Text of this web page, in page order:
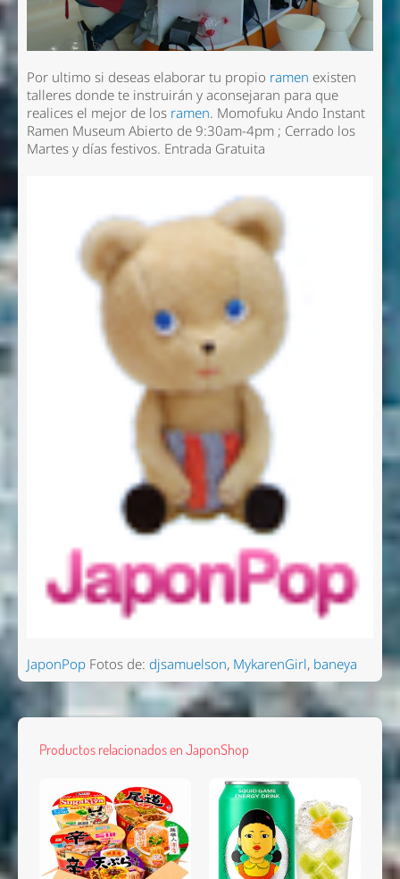
Por ultimo si deseas elaborar tu propio ramen existen
talleres donde te instruirán y aconsejaran para que
realices el mejor de losramen. Momofuku Ando Instant
Ramen MuseumAbierto de 9:30am-4pm ; Cerrado los
Martes y días festivos. Entrada Gratuita
JaponPopFotos de: djsamuelson, MykarenGirl,baneya
Productos relacionados en JaponShop